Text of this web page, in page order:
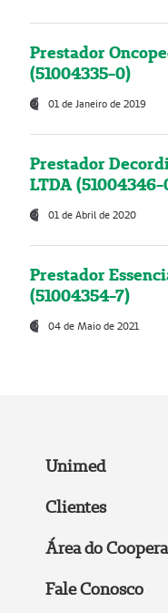
Prestador
(51004335-0)
01 de Janeiro de 2019
Prestador
LTDA (51004346-
01 de Abril de 2020
Prestador
(51004354-7)
04 de Maio de 2021
Unimed
Clientes
Área do
Fale Conosco